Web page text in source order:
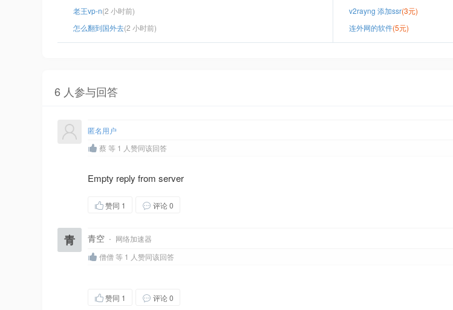
老王vp-n(2 小时前)
怎么翻到国外去(2 小时前)
v2rayng 添加ssr(3元)
连外网的软件(5元)
6 人参与回答
匿名用户
蔡 等 1 人赞同该回答
Empty reply from server
赞同 1 评论 0
青 青空 · 网络加速器
僧僧 等 1 人赞同该回答
赞同 1 评论 0